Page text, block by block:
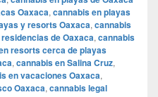
Oaxaca, cannabis en playas
y resorts Oaxaca, cannabis
de Oaxaca, cannabis
resorts cerca de playas
, cannabis en Salina Cruz,
en vacaciones Oaxaca,
Oaxaca, cannabis legal